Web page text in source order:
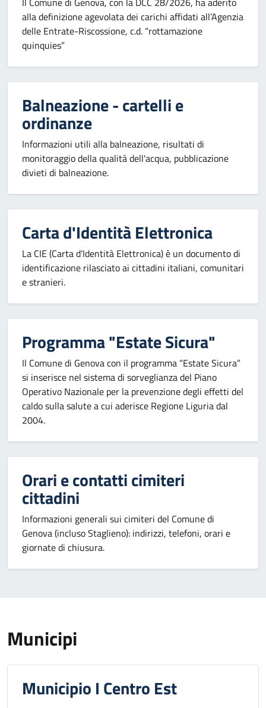
alla definizione agevolata dei carichi affidati all’Agenzia
delle Entrate-Riscossione, c.d. “rottamazione
quinquies”
Balneazione - cartelli e
ordinanze
Informazioni utili alla balneazione, risultati di
monitoraggio della qualità dell'acqua, pubblicazione
divieti di balneazione.
Carta d'Identità Elettronica
La CIE (Carta d’Identità Elettronica) è un documento di
identificazione rilasciato ai cittadini italiani, comunitari
e stranieri.
Programma "Estate Sicura"
Il Comune di Genova con il programma “Estate Sicura”
si inserisce nel sistema di sorveglianza del Piano
Operativo Nazionale per la prevenzione degli effetti del
caldo sulla salute a cui aderisce Regione Liguria dal
2004.
Orari e contatti cimiteri
cittadini
Informazioni generali sui cimiteri del Comune di
Genova (incluso Staglieno): indirizzi, telefoni, orari e
giornate di chiusura.
Municipi
Municipio I Centro Est